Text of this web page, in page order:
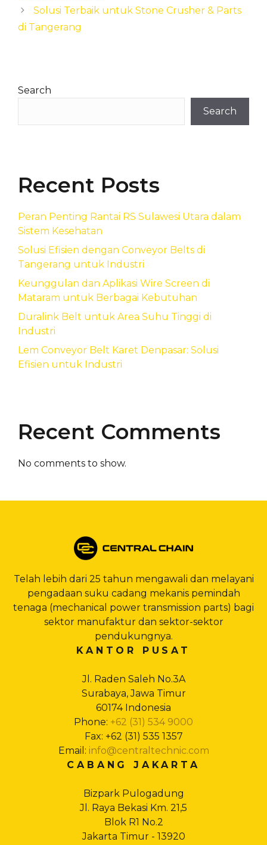
Solusi Terbaik untuk Stone Crusher & Parts
di Tangerang
Search
Search
Recent Posts
Peran Penting Rantai RS Sulawesi Utara dalam
Sistem Kesehatan
Solusi Efisien dengan Conveyor Belts di
Tangerang untuk Industri
Keunggulan dan Aplikasi Wire Screen di
Mataram untuk Berbagai Kebutuhan
Duralink Belt untuk Area Suhu Tinggi di
Industri
Lem Conveyor Belt Karet Denpasar: Solusi
Efisien untuk Industri
Recent Comments
No comments to show.
Telah lebih dari 25 tahun mengawali dan melayani
pengadaan suku cadang mekanis pemindah
tenaga (mechanical power transmission parts) bagi
sektor manufaktur dan sektor-sektor
pendukungnya.
KANTOR PUSAT
Jl. Raden Saleh No.3A
Surabaya, Jawa Timur
60174 Indonesia
Phone: +62 (31) 534 9000
Fax: +62 (31) 535 1357
Email: info@centraltechnic.com
CABANG JAKARTA
Bizpark Pulogadung
Jl. Raya Bekasi Km. 21,5
Blok R1 No.2
Jakarta Timur - 13920